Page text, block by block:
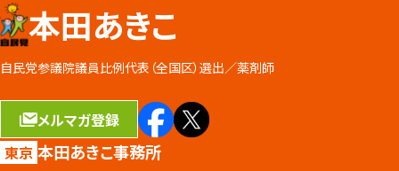
本田あきこ
自民党参議院議員比例代表（全国区）選出／薬剤師
メルマガ登録
東京 本田あきこ事務所